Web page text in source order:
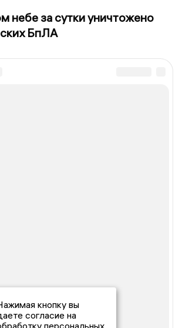
небе за сутки уничтожено
БпЛА
кнопку вы
согласие на
персональных